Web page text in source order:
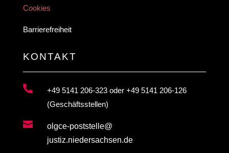
Cookies
Barrierefreiheit
KONTAKT
 +49 5141 206-323oder +49 5141 206-126
(Geschäftsstellen)

olgce-poststelle@
justiz.niedersachsen.de